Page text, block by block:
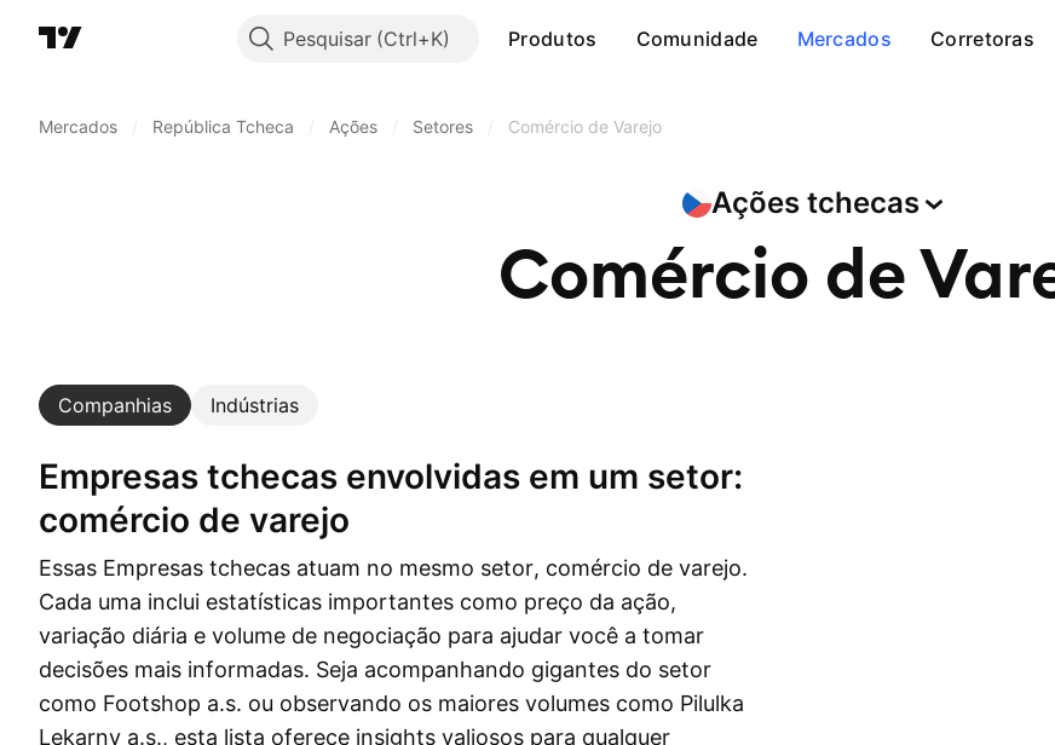
Pesquisar Produtos Comunidade Mercados Corretoras
Mercados República Tcheca Ações Setores Comércio de Varejo
Ações tchecas
Comércio de
Companhias Indústrias
Empresas tchecas envolvidas em um setor:
comércio de varejo
Essas Empresas tchecas atuam no mesmo setor, comércio de varejo.
Cada uma inclui estatísticas importantes como preço da ação,
variação diária e volume de negociação para ajudar você a tomar
decisões mais informadas. Seja acompanhando gigantes do setor
como Footshop a.s. ou observando os maiores volumes como Pilulka
Lekarny a.s., esta lista oferece insights valiosos para qualquer